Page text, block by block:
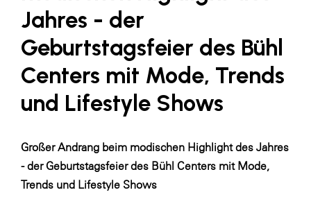
Essity
FG UBIT Salzburg
foodaffairs
Fressnapf
FV Energierohstoff & Kraftstoff
Gardena
Jahres - der
Geburtstagsfeier des Bühl
Centers mit Mode, Trends
und Lifestyle Shows
Großer Andrang beim modischen Highlight des Jahres
- der Geburtstagsfeier des Bühl Centers mit Mode,
Trends und Lifestyle Shows